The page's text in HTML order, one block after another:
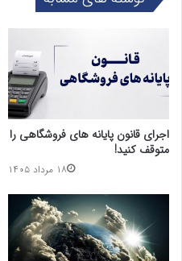
اجرای قانون پایانه های فروشگاهی را
متوقف کنید!
۱۸ مرداد ۱۴۰۵